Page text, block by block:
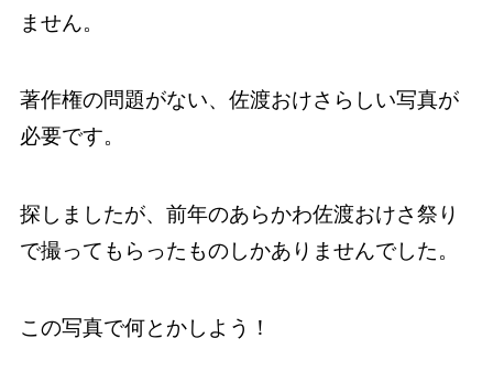
ません。
著作権の問題がない、佐渡おけさらしい写真が
必要です。
探しましたが、前年のあらかわ佐渡おけさ祭り
で撮ってもらったものしかありませんでした。
この写真で何とかしよう！